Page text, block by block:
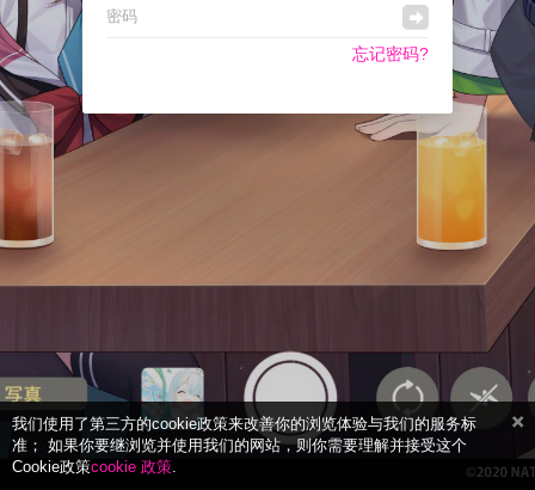
忘记密码?
我们使用了第三方的cookie政策来改善你的浏览体验与我们的服务标
准； 如果你要继浏览并使用我们的网站，则你需要理解并接受这个
Cookie政策cookie 政策.